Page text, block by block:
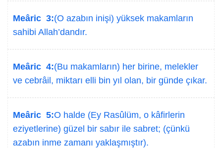
Meâric 3:(O azabın inişi) yüksek makamların
sahibi Allah’dandır.
Meâric 4:(Bu makamların) her birine, melekler
ve cebrâil, miktarı elli bin yıl olan, bir günde çıkar.
Meâric 5:O halde (Ey Rasûlüm, o kâfirlerin
eziyetlerine) güzel bir sabır ile sabret; (çünkü
azabın inme zamanı yaklaşmıştır).